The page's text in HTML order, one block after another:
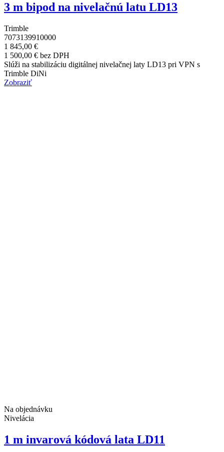
3 m bipod na nivelačnú latu LD13
Trimble
7073139910000
1 845,00 €
1 500,00 € bez DPH
Slúži na stabilizáciu digitálnej nivelačnej laty LD13 pri VPN s
Trimble DiNi
Zobraziť
Na objednávku
Nivelácia
1 m invarová kódová lata LD11